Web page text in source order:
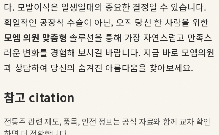
다. 모발이식은 일생일대의 중요한 결정일 수 있습니다.
획일적인 공장식 수술이 아닌, 오직 당신 한 사람을 위한
모엠 의원 맞춤형 솔루션을 통해 가장 자연스럽고 만족스
러운 변화를 경험해 보시길 바랍니다. 지금 바로 모엠의원
과 상담하여 당신의 숨겨진 아름다움을 찾아보세요.
참고 citation
전통주 관련 제도, 품목, 안전 정보는 공식 자료와 함께 교차 확인